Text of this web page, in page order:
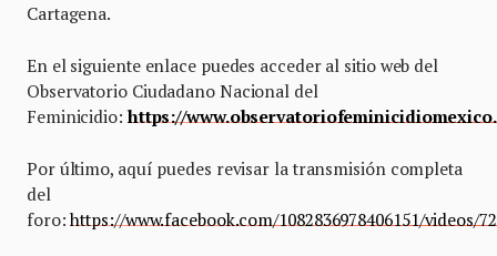
Cartagena.
En el siguiente enlace puedes acceder al sitio web del
Observatorio Ciudadano Nacional del
Feminicidio: https://
Por último, aquí puedes revisar la transmisión completa
del
foro:https://www.facebook.com/1082836978406151/videos/